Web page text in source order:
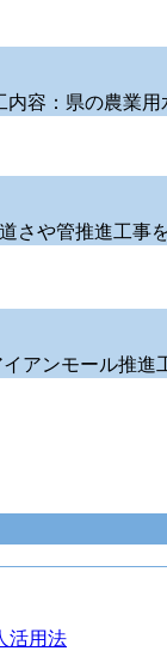
内容：県の農業
さや管推進工事
アンモール推
活用法